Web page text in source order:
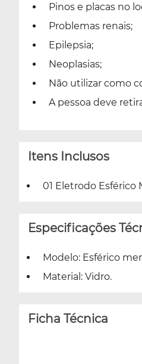
Pinos e placas no
Problemas renais;
Epilepsia;
Neoplasias;
Não utilizar como
A pessoa deve
Itens Inclusos
01 Eletrodo Esférico
Especificações
Modelo: Esférico
Material: Vidro.
Ficha Técnica